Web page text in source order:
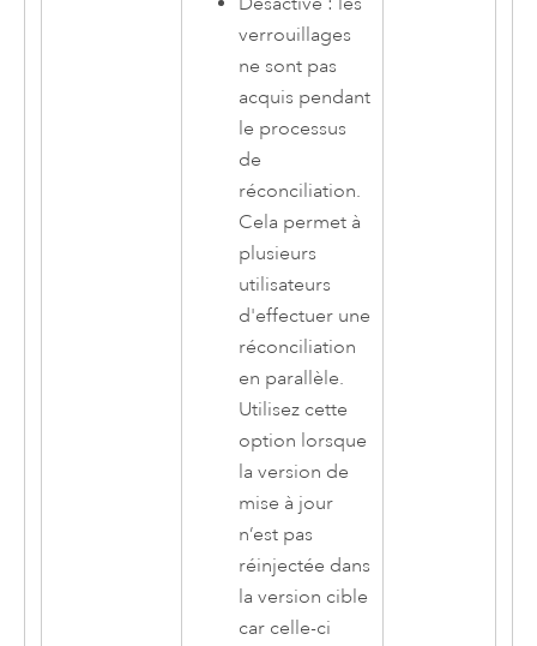
verrouillages
ne sont pas
acquis pendant
le processus
de
réconciliation.
Cela permet à
plusieurs
utilisateurs
d'effectuer une
réconciliation
en parallèle.
Utilisez cette
option lorsque
la version de
mise à jour
n’est pas
réinjectée dans
la version cible
car celle-ci